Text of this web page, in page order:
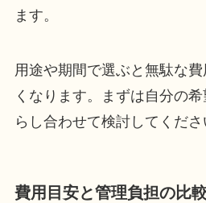
ます。
用途や期間で選ぶと無駄な
くなります。まずは自分の
らし合わせて検討してくださ
費用目安と管理負担の比